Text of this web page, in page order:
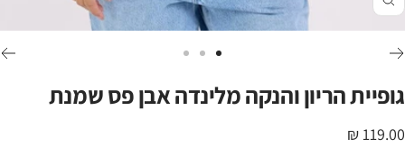
זום
לשקופית
1
2
3
גופיית הריון והנקה מלינדה אבן פס שמנת
מחיר
119.00 ₪